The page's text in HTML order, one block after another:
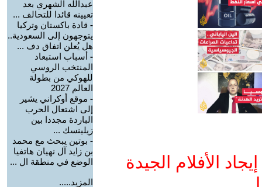
الأفلام الجيدة
عبدالله الشهري بعد
تعيينه قائدا للتحالف ...
- قادة باكستان وتركيا
يتوجهون إلى السعودية..
هل يُعلن اتفاق دف ...
- أسباب استبعاد
المنتخب الروسي
للهوكي من بطولة
العالم 2027
- موقع أوكراني يشير
إلى اشتعال الحرب
الباردة مجددا بين
زيلينسك ...
- بوتين يبحث مع محمد
بن زايد آل نهيان هاتفيا
الوضع في منطقة ال ...
المزيد.....